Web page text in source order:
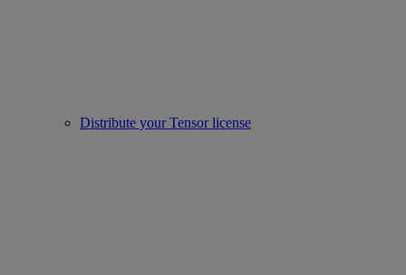
Distribute your Tensor license